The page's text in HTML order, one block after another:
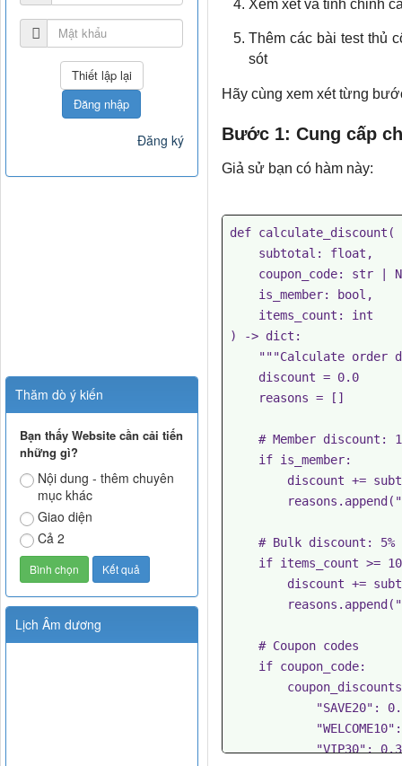
Xem xét và tinh chỉnh
Thêm các bài test thủ
sót
Hãy cùng xem xét từng
Bước 1: Cung cấp
Giả sử bạn có hàm này:
def calculate_discount(
) -> dict:
Đăng nhập
Đăng ký
Thăm dò ý kiến
Bạn thấy Website cần cải tiến
những gì?
Nội dung - thêm chuyên
mục khác
Giao diện
Cả 2
Lịch Âm dương